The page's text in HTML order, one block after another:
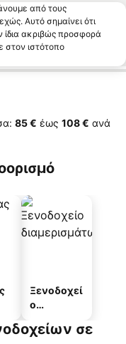
από τους
Αυτό σημαίνει ότι
ίδια ακριβώς προσφορά
στον ιστότοπο
‎85 € έως ‎108 € ανά
Ξενοδοχεί
ο
άτων
σε